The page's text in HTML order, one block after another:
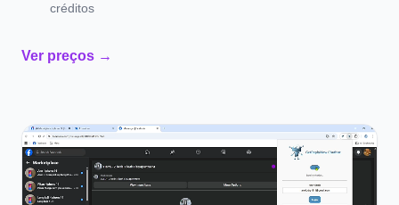
créditos
Ver preços →